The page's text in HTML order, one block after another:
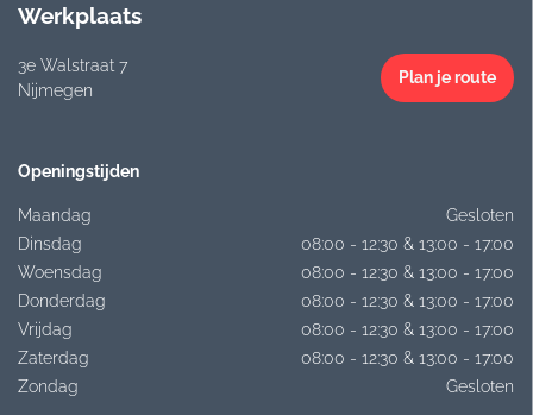
Werkplaats
3e Walstraat 7
Nijmegen
Plan je route
Openingstijden
Maandag
Gesloten
Dinsdag
08:00 - 12:30 & 13:00 - 17:00
Woensdag
08:00 - 12:30 & 13:00 - 17:00
Donderdag
08:00 - 12:30 & 13:00 - 17:00
Vrijdag
08:00 - 12:30 & 13:00 - 17:00
Zaterdag
08:00 - 12:30 & 13:00 - 17:00
Zondag
Gesloten